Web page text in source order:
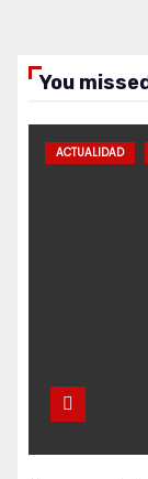
You
ACTUALIDAD